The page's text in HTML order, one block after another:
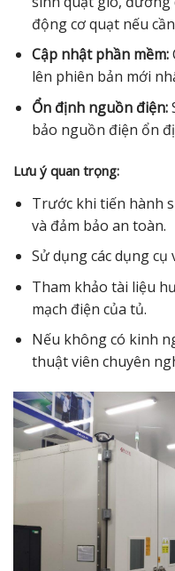
động cơ quạt nếu
Cập nhật phần mềm:
lên phiên bản mới
Ổn định nguồn điện:
bảo nguồn điện ổn
Lưu ý quan trọng:
Trước khi tiến hành
và đảm bảo an toàn.
Sử dụng các dụng
Tham khảo tài liệu
mạch điện của tủ.
Nếu không có kinh
thuật viên chuyên